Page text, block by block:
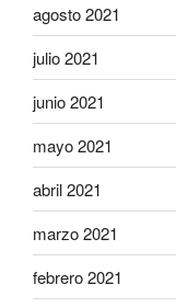
agosto 2021
julio 2021
junio 2021
mayo 2021
abril 2021
marzo 2021
febrero 2021